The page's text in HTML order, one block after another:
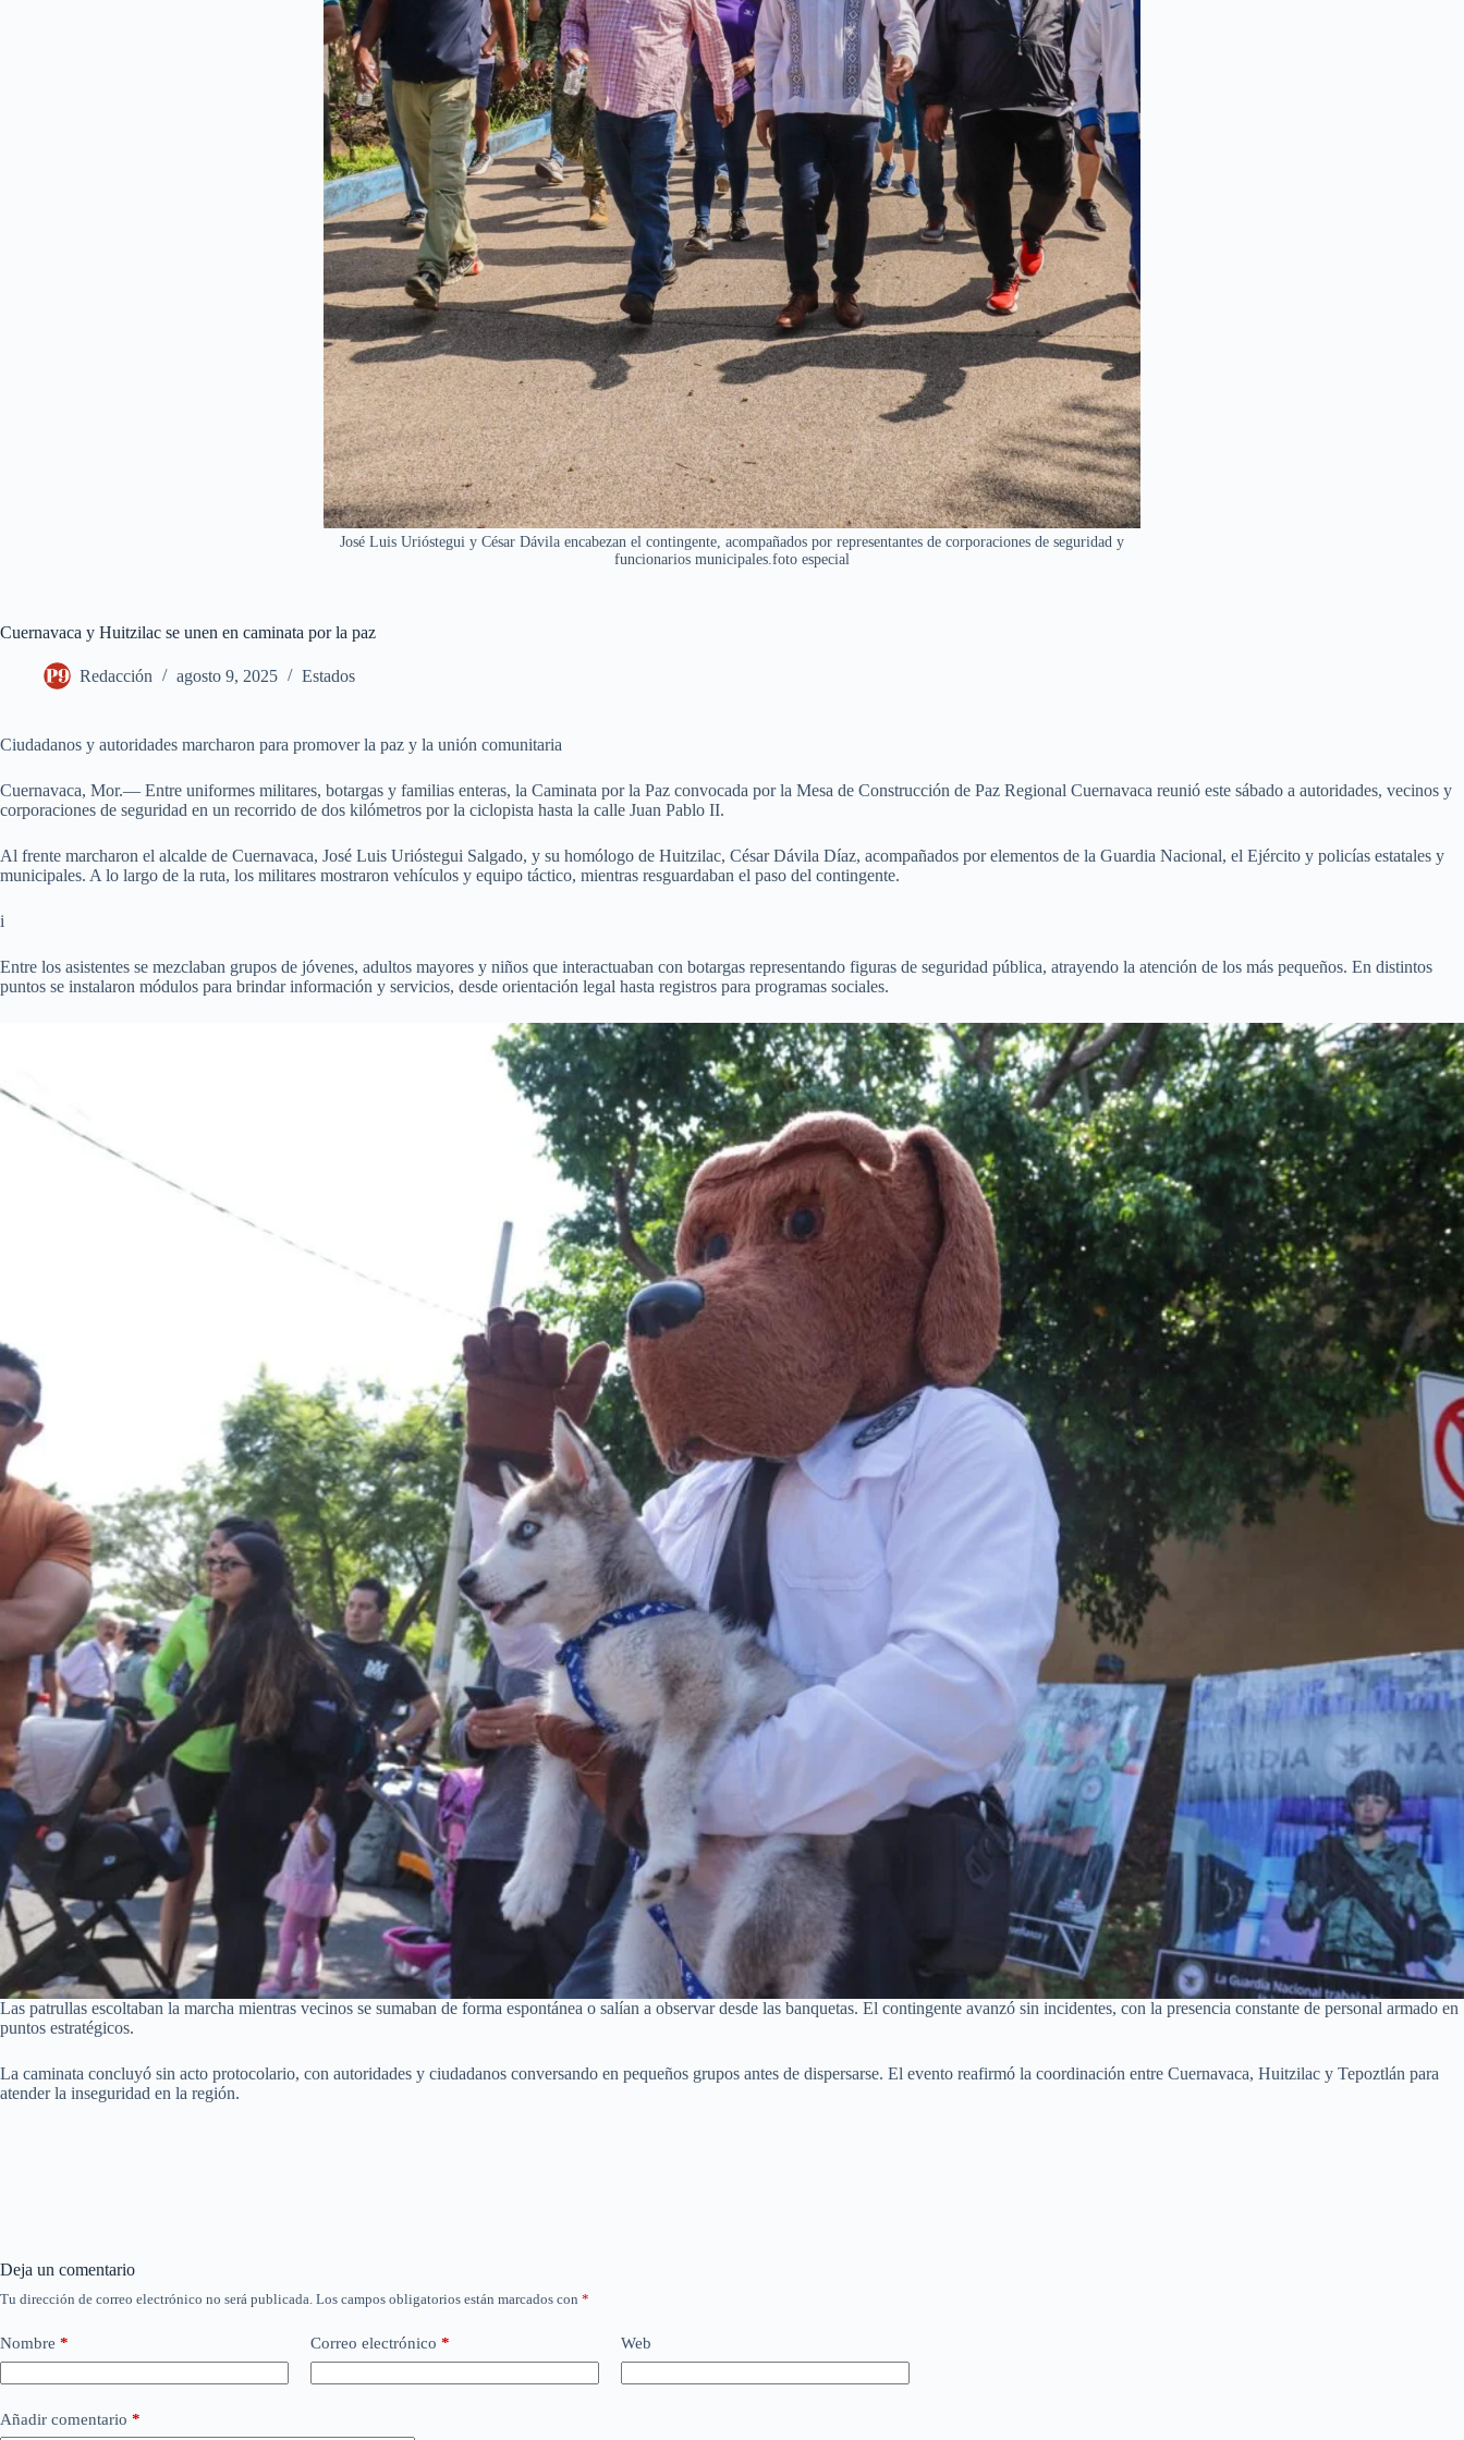
José Luis Urióstegui y César Dávila encabezan el contingente, acompañados por representantes de corporaciones de seguridad y
funcionarios municipales.foto especial
Cuernavaca y Huitzilac se unen en caminata por la paz
Redacción agosto 9, 2025 Estados
Ciudadanos y autoridades marcharon para promover la paz y la unión comunitaria
Cuernavaca, Mor.— Entre uniformes militares, botargas y familias enteras, la Caminata por la Paz convocada por la Mesa de Construcción de Paz Regional Cuernavaca reunió este sábado a autoridades, vecinos y
corporaciones de seguridad en un recorrido de dos kilómetros por la ciclopista hasta la calle Juan Pablo II.
Al frente marcharon el alcalde de Cuernavaca, José Luis Urióstegui Salgado, y su homólogo de Huitzilac, César Dávila Díaz, acompañados por elementos de la Guardia Nacional, el Ejército y policías estatales y
municipales. A lo largo de la ruta, los militares mostraron vehículos y equipo táctico, mientras resguardaban el paso del contingente.
i
Entre los asistentes se mezclaban grupos de jóvenes, adultos mayores y niños que interactuaban con botargas representando figuras de seguridad pública, atrayendo la atención de los más pequeños. En distintos
puntos se instalaron módulos para brindar información y servicios, desde orientación legal hasta registros para programas sociales.
Las patrullas escoltaban la marcha mientras vecinos se sumaban de forma espontánea o salían a observar desde las banquetas. El contingente avanzó sin incidentes, con la presencia constante de personal armado en
puntos estratégicos.
La caminata concluyó sin acto protocolario, con autoridades y ciudadanos conversando en pequeños grupos antes de dispersarse. El evento reafirmó la coordinación entre Cuernavaca, Huitzilac y Tepoztlán para
atender la inseguridad en la región.
Deja un comentario
Tu dirección de correo electrónico no será publicada. Los campos obligatorios están marcados con *
Nombre * Correo electrónico * Web
Añadir comentario *